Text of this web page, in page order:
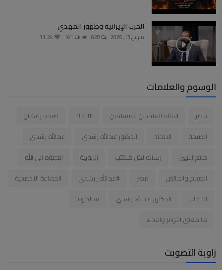
الحرب الإيرانية وظهور المهدي
مارس 13, 2026
الوسوم والعلامات
مصر اسئلة الملحدين للمسلمين الالحاد
صيحة رمضان
الصيحة
الالحاد الدكتور عبدالله رشدى
عبدالله رشدى
خاتم النبيين
رساله لكل مكتئب الربوبية
الدعوه الى الله
الصيام والحائض
مصر #عبدالله_رشدي
الجماعة الاحمدية
الحجاب
الدكتور عبدالله رشدى
سالمونيا
ما معنى التواتر والاحاد
زاوية التصويت